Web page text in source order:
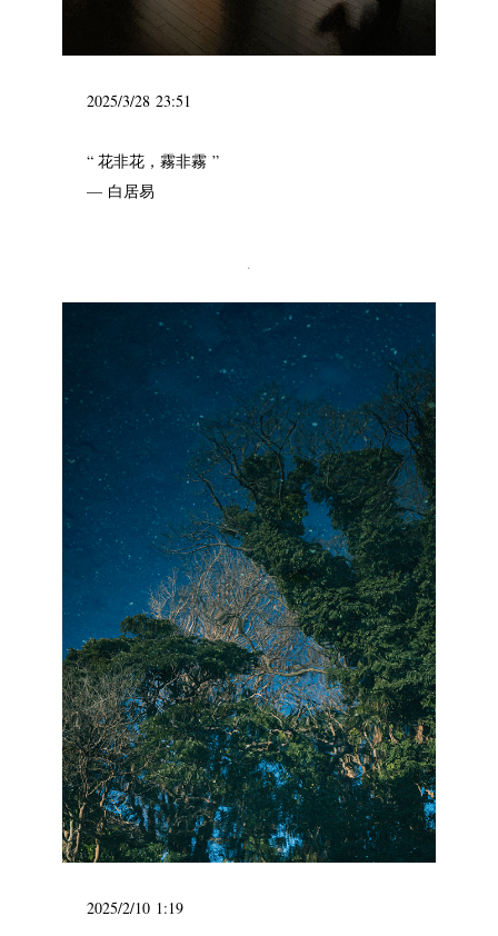
2025/3/28 23:51
“ 花非花，霧非霧 ”
— 白居易
.
2025/2/10 1:19